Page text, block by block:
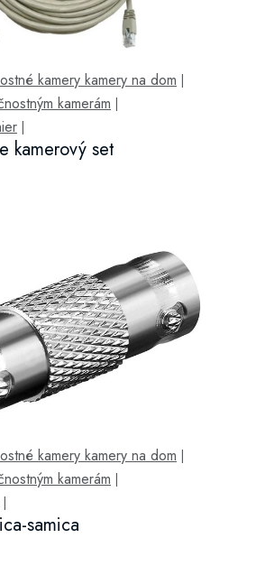
kamery kamery na dom
kamerám
kamerový set
kamery kamery na dom
kamerám
samica